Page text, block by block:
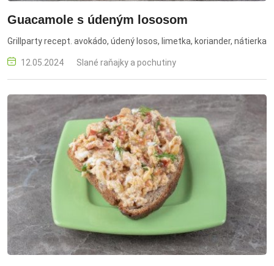
Guacamole s údeným lososom
Grillparty recept. avokádo, údený losos, limetka, koriander, nátierka
12.05.2024 Slané raňajky a pochutiny